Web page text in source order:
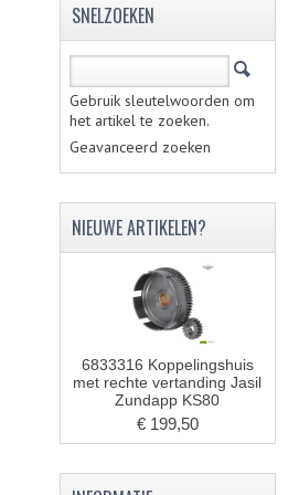
SNELZOEKEN
Gebruik sleutelwoorden om
het artikel te zoeken.
Geavanceerd zoeken
NIEUWE ARTIKELEN?
6833316 Koppelingshuis
met rechte vertanding Jasil
Zundapp KS80
€ 199,50